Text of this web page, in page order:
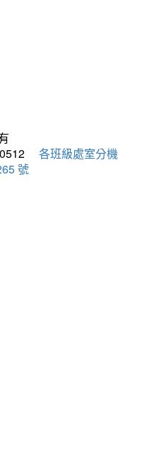
各班級處室分機
號